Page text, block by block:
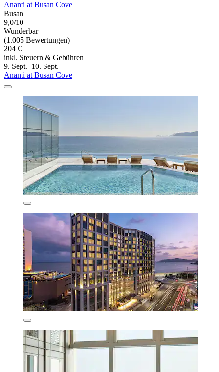
Ananti at Busan Cove
Busan
9,0/10
Wunderbar
(1.005 Bewertungen)
204 €
inkl. Steuern & Gebühren
9. Sept.–10. Sept.
Ananti at Busan Cove